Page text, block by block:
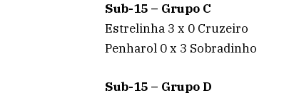
Sub-15 – Grupo C
Estrelinha 3 x 0 Cruzeiro
Penharol 0 x 3 Sobradinho
Sub-15 – Grupo D